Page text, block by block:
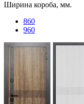
Ширина короба, мм.
860
960